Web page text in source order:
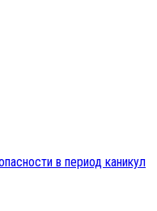
в период каникул